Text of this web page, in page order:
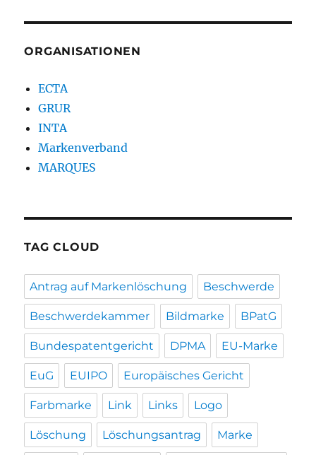
ORGANISATIONEN
ECTA
GRUR
INTA
Markenverband
MARQUES
TAG CLOUD
Antrag auf Markenlöschung Beschwerde
Beschwerdekammer Bildmarke BPatG
Bundespatentgericht DPMA EU-Marke
EuG EUIPO Europäisches Gericht
Farbmarke Link Links Logo
Löschung Löschungsantrag Marke